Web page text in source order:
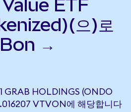
ETF
으)로
→
HOLDINGS (ONDO
VTVON에 해당합니다